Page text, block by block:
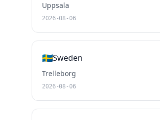
Uppsala
2026-08-06
🇸🇪Sweden
Trelleborg
2026-08-06